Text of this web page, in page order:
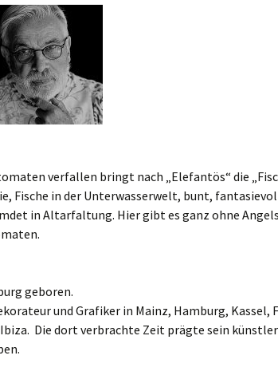
verfallen bringt nach „Elefantös“ die
Fische in der Unterwasserwelt, bunt,
in Altarfaltung. Hier gibt es ganz ohne
geboren.
und Grafiker in Mainz, Hamburg, Kassel,
Die dort verbrachte Zeit prägte sein